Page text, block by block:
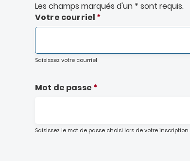
Primary
Les champs marqués d'un * sont requis.
Votre courriel
Saisissez votre courriel
Mot de passe
Saisissez le mot de passe choisi lors de votre inscription.